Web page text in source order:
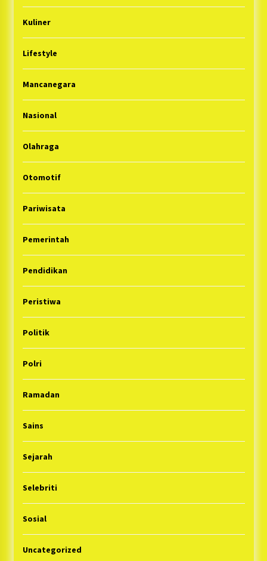
Kuliner
Lifestyle
Mancanegara
Nasional
Olahraga
Otomotif
Pariwisata
Pemerintah
Pendidikan
Peristiwa
Politik
Polri
Ramadan
Sains
Sejarah
Selebriti
Sosial
Uncategorized